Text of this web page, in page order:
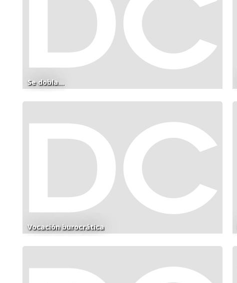
Se dobla...
Vocación burocrática